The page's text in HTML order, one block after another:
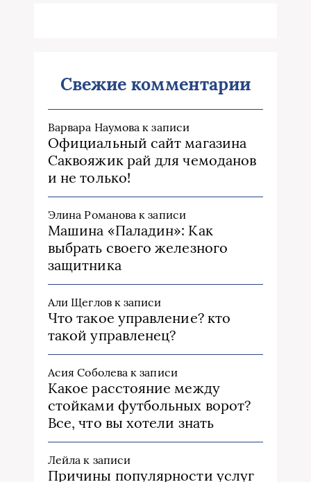
Свежие комментарии
Варвара Наумова к записи
Официальный сайт магазина
Саквояжик рай для чемоданов
и не только!
Элина Романова к записи
Машина «Паладин»: Как
выбрать своего железного
защитника
Али Щегловк записи
Что такое управление? кто
такой управленец?
Асия Соболева к записи
Какое расстояние между
стойками футбольных ворот?
Все, что вы хотели знать
Лейла к записи
Причины популярности услуг